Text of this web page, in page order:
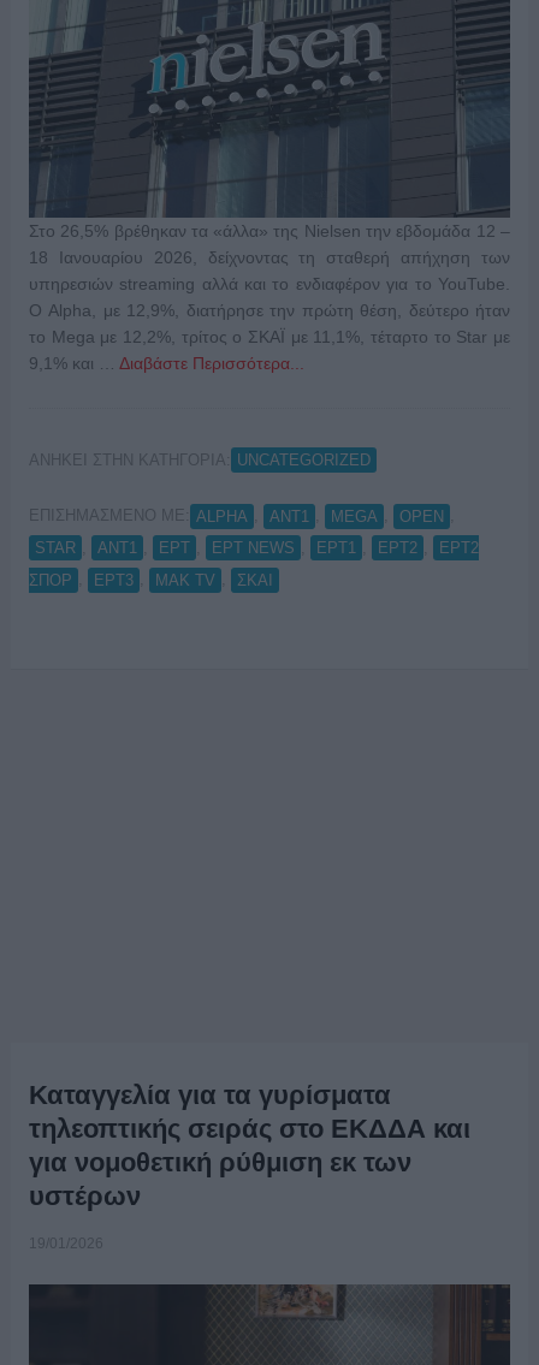
Στο 26,5% βρέθηκαν τα «άλλα» της Nielsen την εβδομάδα 12 –
18 Ιανουαρίου 2026, δείχνοντας τη σταθερή απήχηση των
υπηρεσιών streaming αλλά και το ενδιαφέρον για το YouTube.
Ο Alpha, με 12,9%, διατήρησε την πρώτη θέση, δεύτερο ήταν
το Mega με 12,2%, τρίτος ο ΣΚΑΪ με 11,1%, τέταρτο το Star με
9,1% και … Διαβάστε Περισσότερα...
ΑΝΗΚΕΙ ΣΤΗΝ ΚΑΤΗΓΟΡΙΑ: UNCATEGORIZED
ΕΠΙΣΗΜΑΣΜΕΝΟ ΜΕ: ALPHA ANT1 MEGA OPEN
STAR
ΑΝΤ1 ΕΡΤ ΕΡΤ NEWS ΕΡΤ1 ΕΡΤ2
ΕΡΤ2
ΣΠΟΡ
ΕΡΤ3 ΜΑΚ TV ΣΚΑΙ
Καταγγελία για τα γυρίσματα
τηλεοπτικής σειράς στο ΕΚΔΔΑ και
για νομοθετική ρύθμιση εκ των
υστέρων
19/01/2026